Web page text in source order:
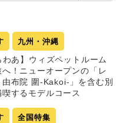
九州・沖縄
わあ】ウィズペットルーム
！ニューオープンの「レ
布院 圍-Kakoi-」を含む別
するモデルコース
全国特集